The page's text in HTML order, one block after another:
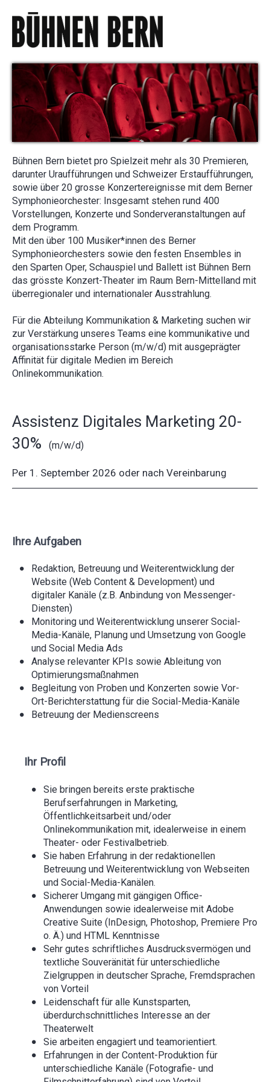
Bühnen Bern bietet pro Spielzeit mehr als 30 Premieren,
darunter Uraufführungen und Schweizer Erstaufführungen,
sowie über 20 grosse Konzertereignisse mit dem Berner
Symphonieorchester: Insgesamt stehen rund 400
Vorstellungen, Konzerte und Sonderveranstaltungen auf
dem Programm.
Mit den über 100 Musiker*innen des Berner
Symphonieorchesters sowie den festen Ensembles in
den Sparten Oper, Schauspiel und Ballett ist Bühnen Bern
das grösste Konzert-Theater im Raum Bern-Mittelland mit
überregionaler und internationaler Ausstrahlung.
Für die Abteilung Kommunikation & Marketing suchen wir
zur Verstärkung unseres Teams eine kommunikative und
organisationsstarke Person (m/w/d) mit ausgeprägter
Affinität für digitale Medien im Bereich
Onlinekommunikation.
Assistenz Digitales Marketing 20-
30%
(m/w/d)
Per 1. September 2026 oder nach Vereinbarung
Ihre Aufgaben
Redaktion, Betreuung und Weiterentwicklung der
Website (Web Content & Development) und
digitaler Kanäle (z.B. Anbindung von Messenger-
Diensten)
Monitoring und Weiterentwicklung unserer Social-
Media-Kanäle, Planung und Umsetzung von Google
und Social Media Ads
Analyse relevanter KPIs sowie Ableitung von
Optimierungsmaßnahmen
Begleitung von Proben und Konzerten sowie Vor-
Ort-Berichterstattung für die Social-Media-Kanäle
Betreuung der Medienscreens
Ihr Profil
Sie bringen bereits erste praktische
Berufserfahrungen in Marketing,
Öffentlichkeitsarbeit und/oder
Onlinekommunikation mit, idealerweise in einem
Theater- oder Festivalbetrieb.
Sie haben Erfahrung in der redaktionellen
Betreuung und Weiterentwicklung von Webseiten
und Social-Media-Kanälen.
Sicherer Umgang mit gängigen Office-
Anwendungen sowie idealerweise mit Adobe
Creative Suite (InDesign, Photoshop, Premiere Pro
o. Ä.) und HTML Kenntnisse
Sehr gutes schriftliches Ausdrucksvermögen und
textliche Souveränität für unterschiedliche
Zielgruppen in deutscher Sprache, Fremdsprachen
von Vorteil
Leidenschaft für alle Kunstsparten,
überdurchschnittliches Interesse an der
Theaterwelt
Sie arbeiten engagiert und teamorientiert.
Erfahrungen in der Content-Produktion für
unterschiedliche Kanäle (Fotografie- und